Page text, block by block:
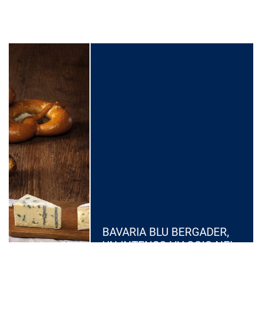
BAVARIA BLU BERGADER,
UN INTENSO VIAGGIO NEL